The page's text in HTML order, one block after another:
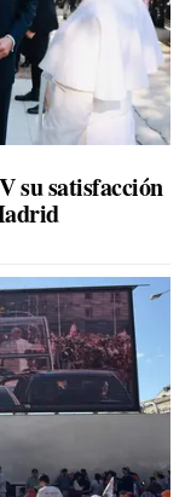
su satisfacción